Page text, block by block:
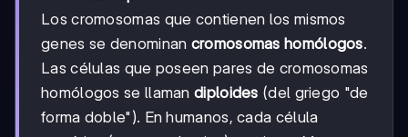
Los cromosomas que contienen los mismos
genes se denominan cromosomas homólogos.
Las células que poseen pares de cromosomas
homólogos se llamandiploides (del griego "de
forma doble"). En humanos, cada célula